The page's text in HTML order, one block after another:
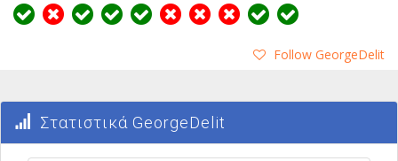
Follow GeorgeDelit
Στατιστικά GeorgeDelit